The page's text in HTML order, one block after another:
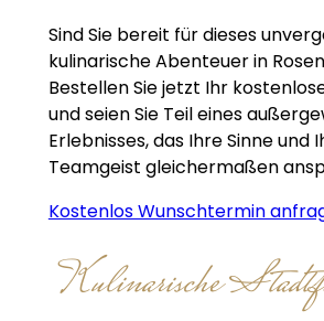
Sind Sie bereit für dieses
kulinarische Abenteuer in
Bestellen Sie jetzt Ihr
und seien Sie Teil eines
Erlebnisses, das Ihre Sinne und
Teamgeist gleichermaßen
Kostenlos Wunschtermin
Kulinarische